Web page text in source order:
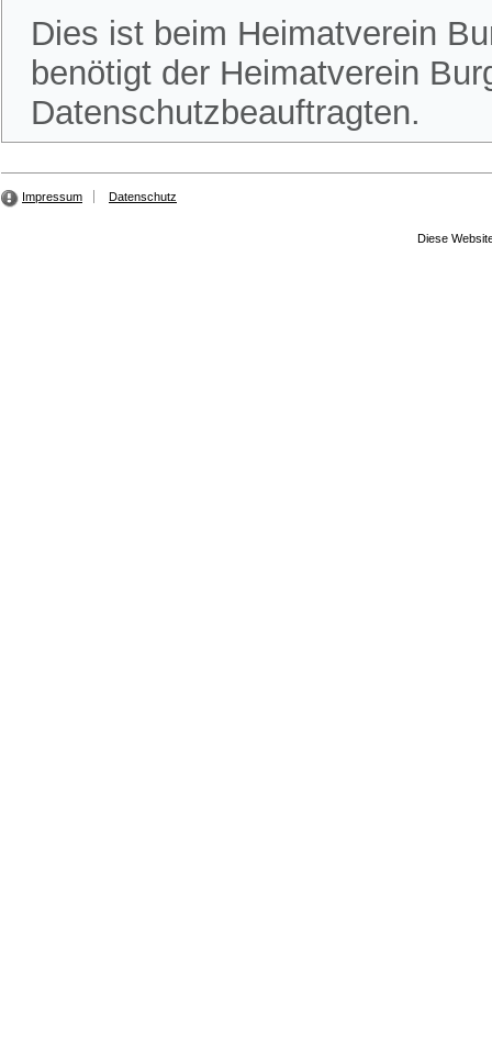
Dies ist beim Heimatverein
benötigt der Heimatverein
Datenschutzbeauftragten.
Impressum Datenschutz
Diese